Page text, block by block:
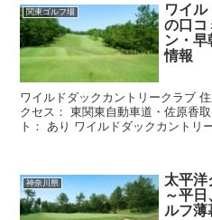
関東ゴルフ場
ワイ
の口コ
ン・
情報
ワイルドダックカントリークラブ
クセス： 東関東自動車道・佐原香
ト： あり ワイルドダックカントリ
神奈川県
太平洋
～平
ルフ薄